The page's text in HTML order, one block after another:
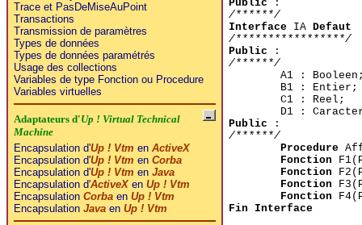
Trace et PasDeMiseAuPoint
Transactions
Transmission de paramètres
Types de données
Types de données paramétrés
Usage des collections
Variables de type Fonction ou Procedure
Variables virtuelles
Adaptateurs d'Up ! Virtual Technical
Machine
Encapsulation d'Up ! Vtm en ActiveX
Encapsulation d'Up ! Vtm en Corba
Encapsulation d'Up ! Vtm en Java
Encapsulation d'ActiveXen Up ! Vtm
Encapsulation Corbaen Up ! Vtm
Encapsulation Javaen Up ! Vtm
Public :
/******/
InterfaceIA Defaut
/*****************/
Public :
/******/
A1 :
B1 : Entier;
C1 : Reel;
D1 :
Public :
/******/
Procedure
Fonction
Fonction
Fonction
Fonction
Fin Interface